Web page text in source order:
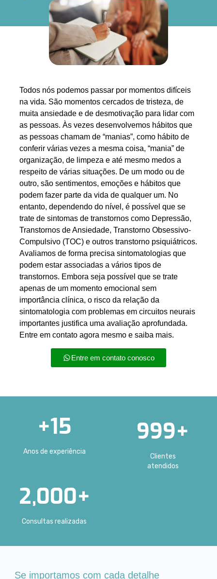
Todos nós podemos passar por momentos difíceis
na vida. São momentos cercados de tristeza, de
muita ansiedade e de desmotivação para lidar com
as pessoas. Às vezes desenvolvemos hábitos que
as pessoas chamam de “manias”, como hábito de
conferir várias vezes a mesma coisa, “mania” de
organização, de limpeza e até mesmo medos a
respeito de várias situações. De um modo ou de
outro, são sentimentos, emoções e hábitos que
podem fazer parte da vida de qualquer um. No
entanto, dependendo do nível, é possível que se
trate de sintomas de transtornos como Depressão,
Transtornos de Ansiedade, Transtorno Obsessivo-
Compulsivo (TOC) e outros transtorno psiquiátricos.
Avaliamos de forma precisa sintomatologias que
podem estar associadas a vários tipos de
transtornos. Embora seja possível que se trate
apenas de um momento emocional sem
importância clínica, o risco da relação da
sintomatologia com problemas em circuitos neurais
importantes justifica uma avaliação aprofundada.
Entre em contato agora mesmo e saiba mais.
Entre em contato conosco
+15
Anos de experiência
999+
Clientes
atendidos
2,000+
Consultas realizadas
Se importamos com cada detalhe